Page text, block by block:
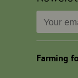
Farming